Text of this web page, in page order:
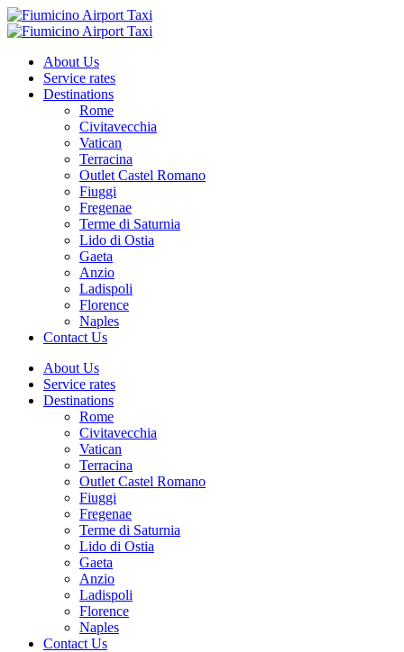
About Us
Service rates
Destinations
Rome
Civitavecchia
Vatican
Terracina
Outlet Castel Romano
Fiuggi
Fregenae
Terme di Saturnia
Lido di Ostia
Gaeta
Anzio
Ladispoli
Florence
Naples
Contact Us
About Us
Service rates
Destinations
Rome
Civitavecchia
Vatican
Terracina
Outlet Castel Romano
Fiuggi
Fregenae
Terme di Saturnia
Lido di Ostia
Gaeta
Anzio
Ladispoli
Florence
Naples
Contact Us